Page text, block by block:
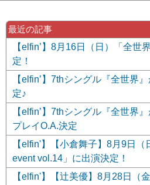
最近の記事
【elfin’】8月16日（日）「全世
定！
【elfin’】7thシングル『全世界
定♪
【elfin’】7thシングル『全世界
プレイO.A.決定
【elfin'】【小倉舞子】8月9日
event vol.14」に出演決定！
【elfin'】【辻美優】8月28日（